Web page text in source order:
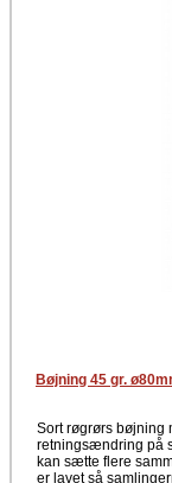
Bøjning 45 gr.
Sort røgrørs bøjning
retningsændring på
kan sætte flere
er lavet så